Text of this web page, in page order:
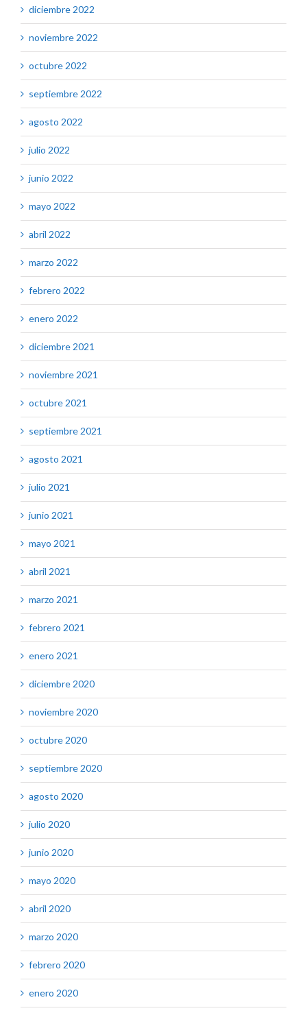
diciembre 2022
noviembre 2022
octubre 2022
septiembre 2022
agosto 2022
julio 2022
junio 2022
mayo 2022
abril 2022
marzo 2022
febrero 2022
enero 2022
diciembre 2021
noviembre 2021
octubre 2021
septiembre 2021
agosto 2021
julio 2021
junio 2021
mayo 2021
abril 2021
marzo 2021
febrero 2021
enero 2021
diciembre 2020
noviembre 2020
octubre 2020
septiembre 2020
agosto 2020
julio 2020
junio 2020
mayo 2020
abril 2020
marzo 2020
febrero 2020
enero 2020